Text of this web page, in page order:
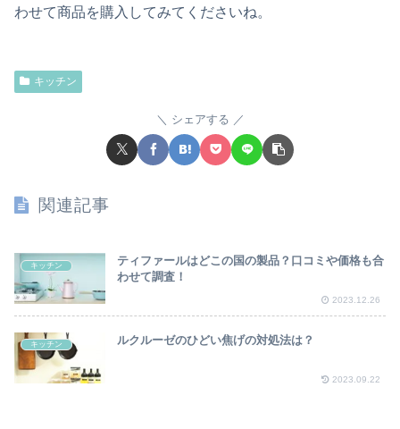
わせて商品を購入してみてくださいね。
キッチン
シェアする
関連記事
キッチン
ティファールはどこの国の製品？口コミや価格も合
わせて調査！
2023.12.26
キッチン ルクルーゼのひどい焦げの対処法は？
2023.09.22